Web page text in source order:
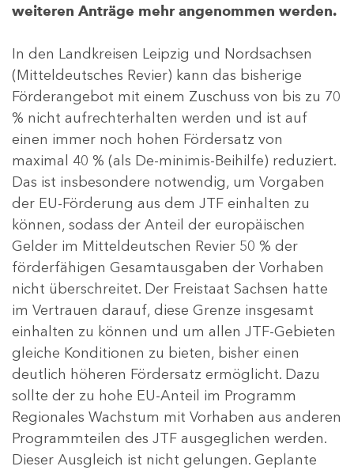
weiteren Anträge mehr angenommen werden.
In den Landkreisen Leipzig und Nordsachsen
(Mitteldeutsches Revier) kann das bisherige
Förderangebot mit einem Zuschuss von bis zu 70
% nicht aufrechterhalten werden und ist auf
einen immer noch hohen Fördersatz von
maximal 40 % (als De-minimis-Beihilfe) reduziert.
Das ist insbesondere notwendig, um Vorgaben
der EU-Förderung aus dem JTF einhalten zu
können, sodass der Anteil der europäischen
Gelder im Mitteldeutschen Revier 50 % der
förderfähigen Gesamtausgaben der Vorhaben
nicht überschreitet. Der Freistaat Sachsen hatte
im Vertrauen darauf, diese Grenze insgesamt
einhalten zu können und um allen JTF-Gebieten
gleiche Konditionen zu bieten, bisher einen
deutlich höheren Fördersatz ermöglicht. Dazu
sollte der zu hohe EU-Anteil im Programm
Regionales Wachstum mit Vorhaben aus anderen
Programmteilen des JTF ausgeglichen werden.
Dieser Ausgleich ist nicht gelungen. Geplante